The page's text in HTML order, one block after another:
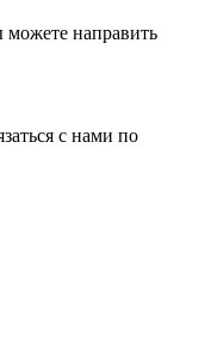
направить
с нами по